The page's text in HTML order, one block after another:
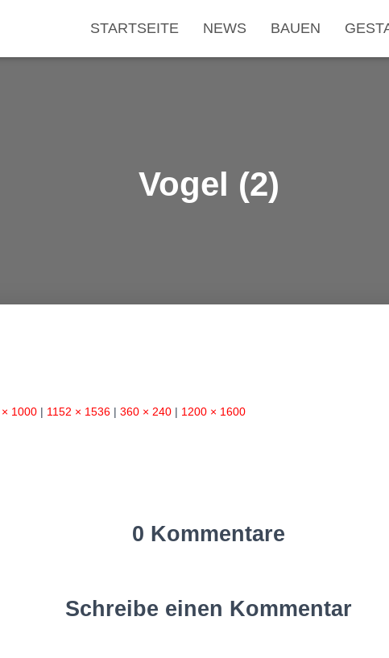
STARTSEITE NEWS BAUEN
Vogel (2)
1000 | 1152 × 1536 | 360 × 240 | 1200 × 1600
0 Kommentare
Schreibe einen Kommentar